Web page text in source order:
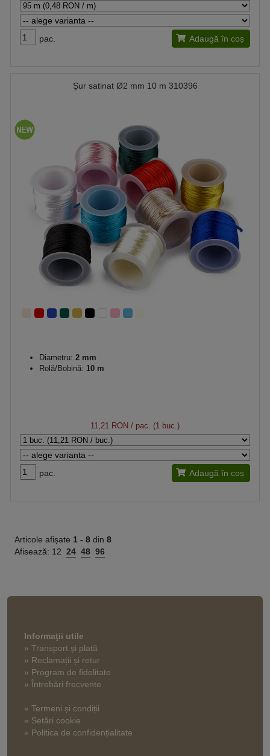
pac. Adaugă în coș
Șur satinat Ø2 mm 10 m 310396
Diametru: 2 mm
Rolă/Bobină: 10 m
11,21 RON / pac. (1 buc.)
pac. Adaugă în coș
Articole afișate 1 - 8 din 8
Afisează: 12 24 48 96
Informaţii utile
» Transport și plată
» Reclamații și retur
» Program de fidelitate
» Întrebări frecvente
» Termeni și condiții
» Setări cookie
» Politica de confidențialitate